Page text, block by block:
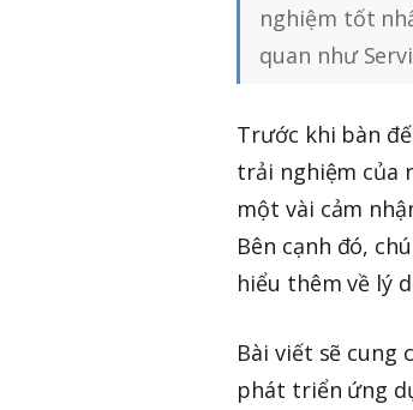
nghiệm tốt
quan như
Trước khi bàn
trải nghiệm của
một vài cảm
Bên cạnh đó,
hiểu thêm về lý
Bài viết sẽ cung
phát triển ứng